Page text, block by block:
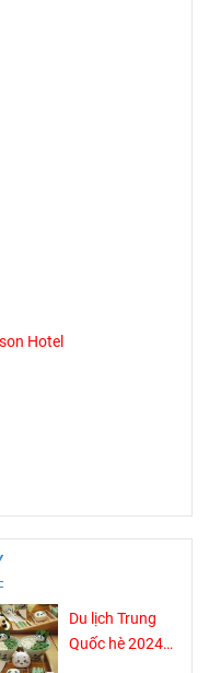
Hotel
Du lịch Trung
Quốc hè 2024: